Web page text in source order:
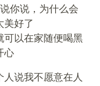
你说，为什么会
美好了
可以在家随便喝黑
心
说我不愿意在人